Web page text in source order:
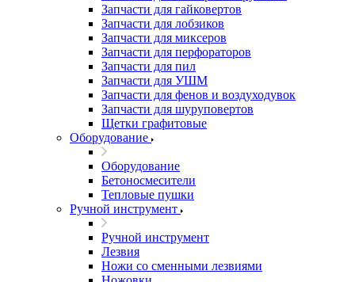
Запчасти для гайковертов
Запчасти для лобзиков
Запчасти для миксеров
Запчасти для перфораторов
Запчасти для пил
Запчасти для УШМ
Запчасти для фенов и воздуходувок
Запчасти для шуруповертов
Щетки графитовые
Оборудование
Оборудование
Бетоносмесители
Тепловые пушки
Ручной инструмент
Ручной инструмент
Лезвия
Ножи со сменными лезвиями